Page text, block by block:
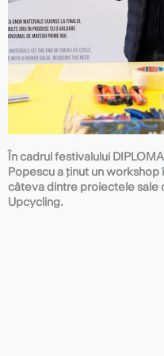
În cadrul festivalului
Popescu a ținut un workshop
câteva dintre proiectele sale
Upcycling.